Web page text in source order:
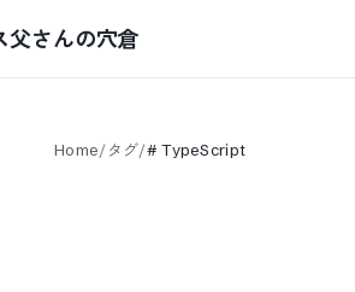
父さんの穴倉
Home/タグ/#TypeScript